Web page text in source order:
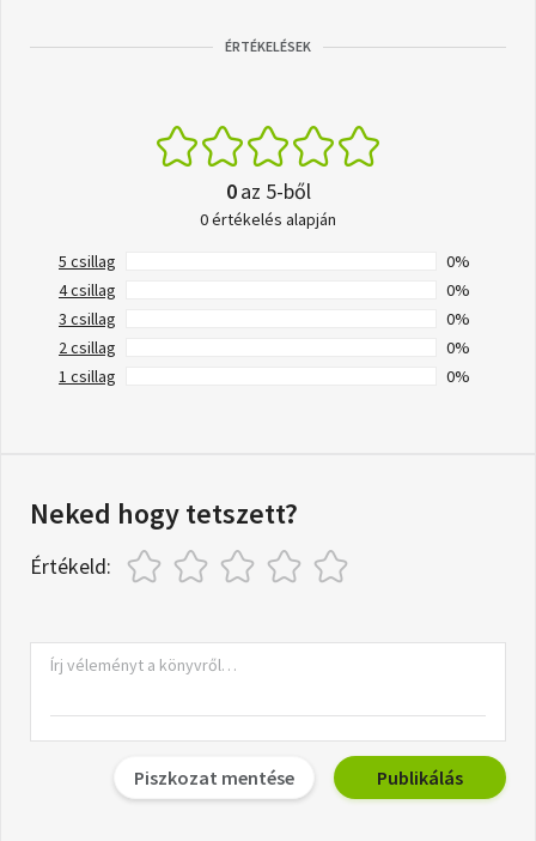
ÉRTÉKELÉSEK
0az 5-ből
0 értékelés alapján
5 csillag
0%
4 csillag
0%
3 csillag
0%
2 csillag
0%
1 csillag
0%
Neked hogy tetszett?
Értékeld:
Piszkozat mentése Publikálás